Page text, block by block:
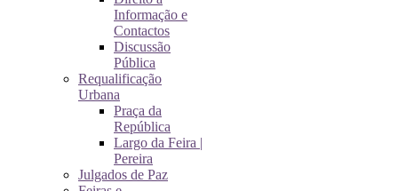
Informação e
Contactos
Discussão
Pública
Requalificação
Urbana
Praça da
República
Largo da Feira |
Pereira
Julgados de Paz